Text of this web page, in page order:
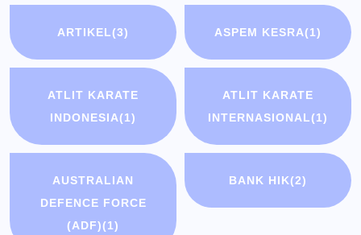
ARTIKEL(3) ASPEM KESRA(1)
ATLIT KARATE
INDONESIA(1)
ATLIT KARATE
INTERNASIONAL(1)
AUSTRALIAN
DEFENCE FORCE
(ADF)(1)
BANK HIK(2)